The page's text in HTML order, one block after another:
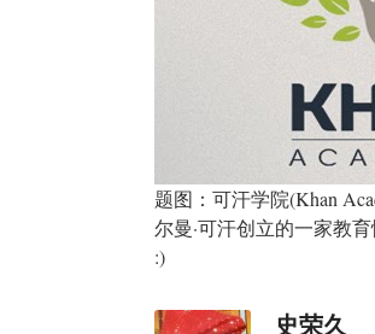
题图：可汗学院(Khan
尔曼·可汗创立的一家教
:)
史荣久